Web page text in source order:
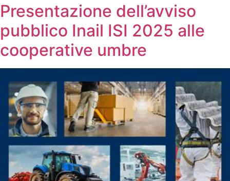
Presentazione dell’avviso
pubblico Inail ISI 2025 alle
cooperative umbre